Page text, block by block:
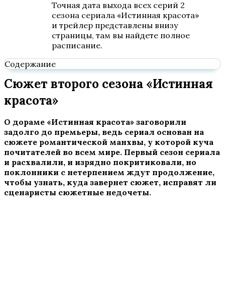
Точная дата выхода всех серий 2
сезона сериала «Истинная красота»
и трейлер представлены внизу
страницы, там вы найдете полное
расписание.
Содержание
Сюжет второго сезона «Истинная
красота»
О дораме «Истинная красота» заговорили
задолго до премьеры, ведь сериал основан на
сюжете романтической манхвы, у которой куча
почитателей во всем мире. Первый сезон сериала
и расхвалили, и изрядно покритиковали, но
поклонники с нетерпением ждут продолжение,
чтобы узнать, куда завернет сюжет, исправят ли
сценаристы сюжетные недочеты.